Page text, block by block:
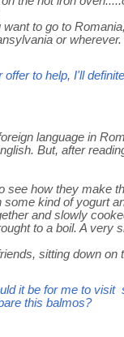
to go to
or wherever.
to help, I'll
language in
But, after
see how they make
kind of yogurt
and slowly
to a boil. A very
sitting down on
it be for me to visit
this balmos?